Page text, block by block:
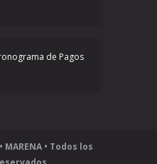
de Pagos
MARENA • Todos los